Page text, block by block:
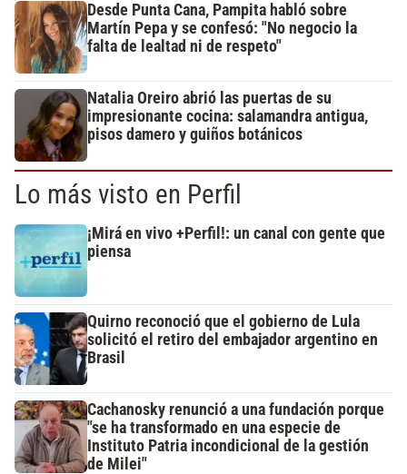
Desde Punta Cana, Pampita habló sobre
Martín Pepa y se confesó: "No negocio la
falta de lealtad ni de respeto"
Natalia Oreiro abrió las puertas de su
impresionante cocina: salamandra antigua,
pisos damero y guiños botánicos
Lo más visto en Perfil
¡Mirá en vivo +Perfil!: un canal con gente que
piensa
Quirno reconoció que el gobierno de Lula
solicitó el retiro del embajador argentino en
Brasil
Cachanosky renunció a una fundación porque
"se ha transformado en una especie de
Instituto Patria incondicional de la gestión
de Milei"